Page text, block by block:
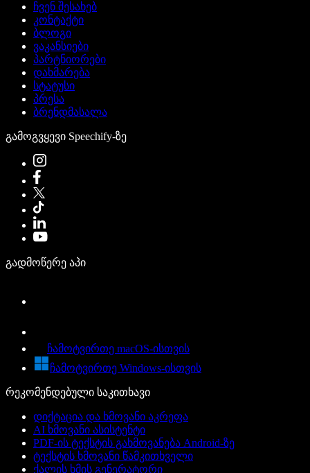
ჩვენ შესახებ
კონტაქტი
ბლოგი
ვაკანსიები
პარტნიორები
დახმარება
სტატუსი
პრესა
ბრენდმასალა
გამოგვყევი Speechify-ზე
გადმოწერე აპი
ჩამოტვირთე macOS-ისთვის
ჩამოტვირთე Windows-ისთვის
რეკომენდებული საკითხავი
დიქტაცია და ხმოვანი აკრეფა
AI ხმოვანი ასისტენტი
PDF-ის ტექსტის გახმოვანება Android-ზე
ტექსტის ხმოვანი წამკითხველი
ქალის ხმის გენერატორი